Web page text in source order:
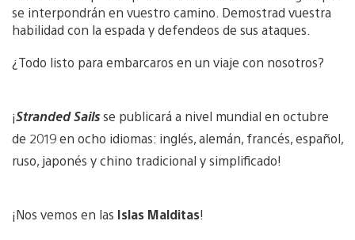
se interpondrán en vuestro camino. Demostrad vuestra
habilidad con la espada y defendeos de sus ataques.
¿Todo listo para embarcaros en un viaje con nosotros?
¡Stranded Sailsse publicará a nivel mundial en octubre
de 2019 en ocho idiomas: inglés, alemán, francés, español,
ruso, japonés y chino tradicional y simplificado!
¡Nos vemos en las Islas Malditas!